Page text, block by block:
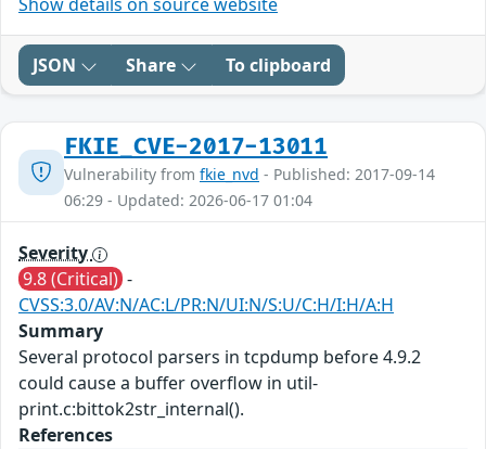
JSON Share To clipboard
FKIE_CVE-2017-13011
Vulnerability from fkie_nvd - Published: 2017-09-14
06:29 - Updated: 2026-06-17 01:04
Severity
9.8 (Critical) -
CVSS:3.0/AV:N/AC:L/PR:N/UI:N/S:U/C:H/I:H/A:H
Summary
Several protocol parsers in tcpdump before 4.9.2
could cause a buffer overflow in util-
print.c:bittok2str_internal().
References